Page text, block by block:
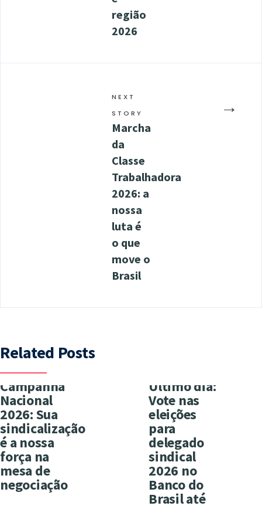
região
2026
→
NEXT
STORY
Marcha
da
Classe
Trabalhadora
2026: a
nossa
luta é
o que
move o
Brasil
Related Posts
Campanha
Nacional
2026: Sua
sindicalização
é a nossa
força na
mesa de
negociação
Último dia:
Vote nas
eleições
para
delegado
sindical
2026 no
Banco do
Brasil até